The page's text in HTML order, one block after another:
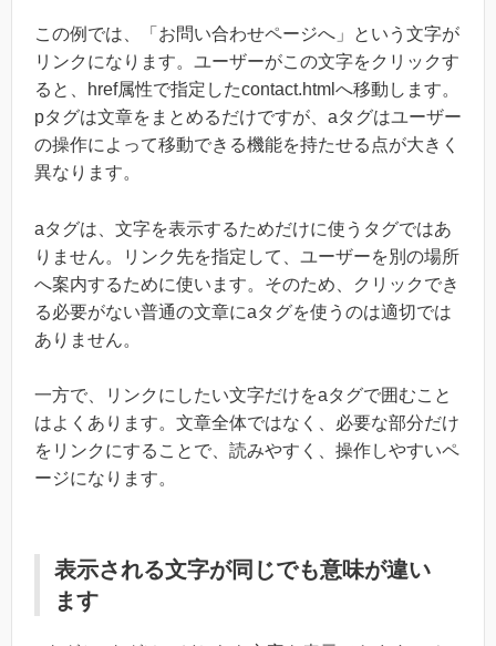
この例では、「お問い合わせページへ」という文字が
リンクになります。ユーザーがこの文字をクリックす
ると、href属性で指定したcontact.htmlへ移動します。
pタグは文章をまとめるだけですが、aタグはユーザー
の操作によって移動できる機能を持たせる点が大きく
異なります。
aタグは、文字を表示するためだけに使うタグではあ
りません。リンク先を指定して、ユーザーを別の場所
へ案内するために使います。そのため、クリックでき
る必要がない普通の文章にaタグを使うのは適切では
ありません。
一方で、リンクにしたい文字だけをaタグで囲むこと
はよくあります。文章全体ではなく、必要な部分だけ
をリンクにすることで、読みやすく、操作しやすいペ
ージになります。
表示される文字が同じでも意味が違い
ます